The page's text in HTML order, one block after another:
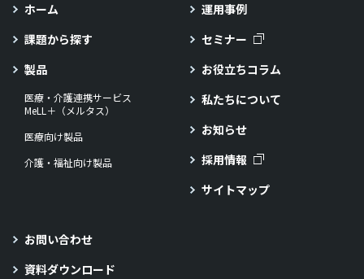
ホーム
課題から探す
製品
医療・介護連携サービス
MeLL＋（メルタス）
医療向け製品
介護・福祉向け製品
運用事例
セミナー
お役立ちコラム
私たちについて
お知らせ
採用情報
サイトマップ
お問い合わせ
資料ダウンロード